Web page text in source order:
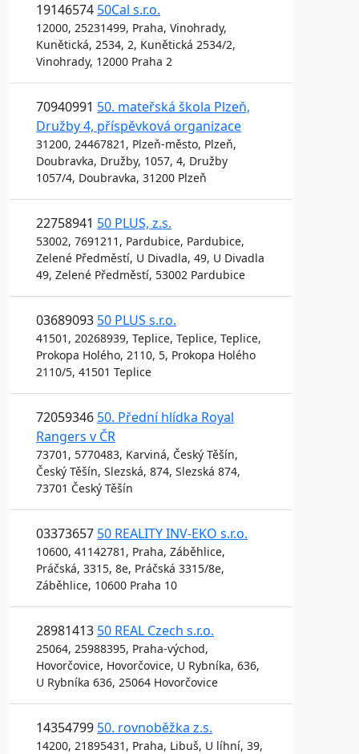
19146574 50Cal s.r.o.
12000, 25231499, Praha, Vinohrady,
Kunětická, 2534, 2, Kunětická 2534/2,
Vinohrady, 12000 Praha 2
70940991 50. mateřská škola Plzeň,
Družby 4, příspěvková organizace
31200, 24467821, Plzeň-město, Plzeň,
Doubravka, Družby, 1057, 4, Družby
1057/4, Doubravka, 31200 Plzeň
22758941 50 PLUS, z.s.
53002, 7691211, Pardubice, Pardubice,
Zelené Předměstí, U Divadla, 49, U Divadla
49, Zelené Předměstí, 53002 Pardubice
03689093 50 PLUS s.r.o.
41501, 20268939, Teplice, Teplice, Teplice,
Prokopa Holého, 2110, 5, Prokopa Holého
2110/5, 41501 Teplice
72059346 50. Přední hlídka Royal
Rangers v ČR
73701, 5770483, Karviná, Český Těšín,
Český Těšín, Slezská, 874, Slezská 874,
73701 Český Těšín
03373657 50 REALITY INV-EKO s.r.o.
10600, 41142781, Praha, Záběhlice,
Práčská, 3315, 8e, Práčská 3315/8e,
Záběhlice, 10600 Praha 10
28981413 50 REAL Czech s.r.o.
25064, 25988395, Praha-východ,
Hovorčovice, Hovorčovice, U Rybníka, 636,
U Rybníka 636, 25064 Hovorčovice
14354799 50. rovnoběžka z.s.
14200, 21895431, Praha, Libuš, U líhní, 39,